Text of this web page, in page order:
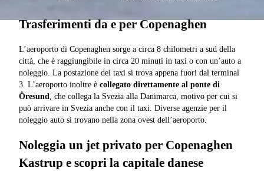
Trasferimenti da e per Copenaghen
L’aeroporto di Copenaghen sorge a circa 8 chilometri a sud della
città, che è raggiungibile in circa 20 minuti in taxi o con un’auto a
noleggio. La postazione dei taxi si trova appena fuori dal terminal
3. L’aeroporto inoltre è collegato direttamente al ponte di
Öresund
, che collega la Svezia alla Danimarca, motivo per cui si
può arrivare in Svezia anche con il taxi. Diverse agenzie per il
noleggio auto si trovano nella zona ovest dell’aeroporto.
Noleggia un jet privato per Copenaghen
Kastrup e scopri la capitale danese